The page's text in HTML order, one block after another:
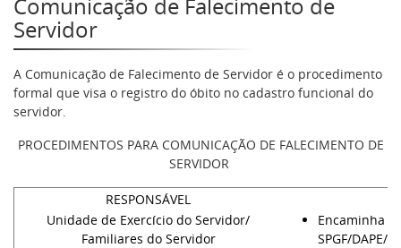
Servidor
A Comunicação de Falecimento de Servidor é o procedimento
formal que visa o registro do óbito no cadastro funcional do
servidor.
PROCEDIMENTOS PARA COMUNICAÇÃO DE FALECIMENTO DE
SERVIDOR
RESPONSÁVEL
Unidade de Exercício do Servidor/
Familiares do Servidor
Encaminha
SPGF/DAPE/